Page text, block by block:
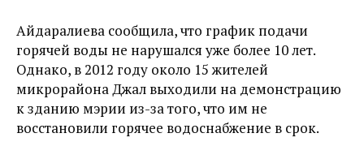
Айдаралиева сообщила, что график подачи
горячей воды не нарушался уже более 10 лет.
Однако, в 2012 году около 15 жителей
микрорайона Джал выходили на демонстрацию
к зданию мэрии из-за того, что им не
восстановили горячее водоснабжение в срок.